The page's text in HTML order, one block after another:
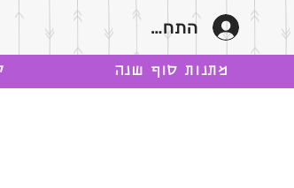
התחבר
מתנות סוף שנה